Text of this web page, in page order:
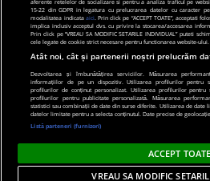
© 2019 PRO TV S.R.L |Politica
de confidentialitate
15-22 din GDPR in legatura cu prelucrarea datelor cu caracter
modalitatea indicata aici. Prin click pe “ACCEPT TOATE”, acceptati
implica inclusiv acceptul dvs. cu privire la stocarea/accesarea
Prin click pe “VREAU SA MODIFIC SETARILE INDIVIDUAL” puteti
cele legate de cookie strict necesare pentru functionarea website-ului.
Atât noi, cât și partenerii noștri prelucrăm
Dezvoltarea și îmbunătățirea serviciilor. Măsurarea
informațiilor de pe un dispozitiv. Utilizarea profilurilor pentru
profilurilor de conținut personalizat. Utilizarea profilurilor pentru
profilurilor pentru publicitate personalizată. Măsurarea
statistici sau combinații de date din surse diferite. Utilizarea de date
datelor limitate pentru a selecta conținutul. Date precise de
Listă parteneri (furnizori)
ACCEPT TOATE
VREAU SA MODIFIC